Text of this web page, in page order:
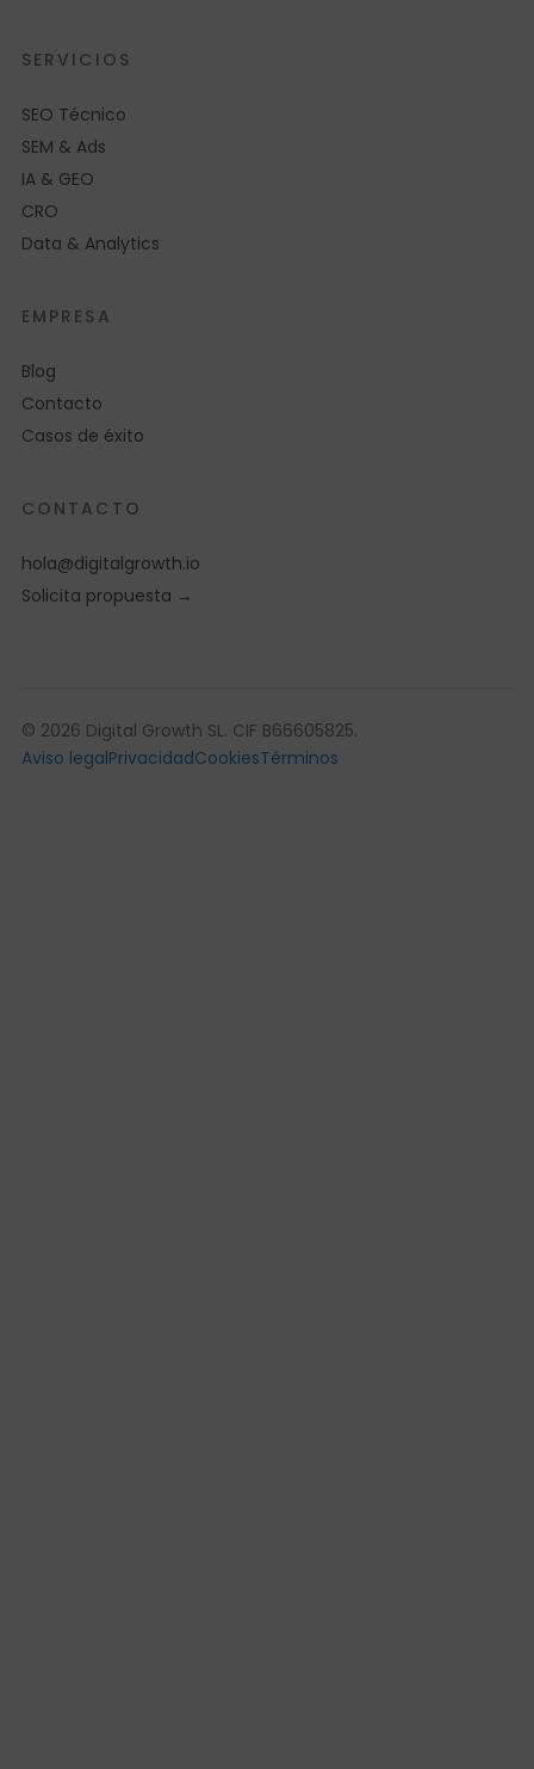
SERVICIOS
SEO Técnico
SEM & Ads
IA & GEO
CRO
Data & Analytics
EMPRESA
Blog
Contacto
Casos de éxito
CONTACTO
hola@digitalgrowth.io
Solicita propuesta →
© 2026 Digital Growth SL. CIF B66605825.
Aviso legalPrivacidadCookiesTérminos